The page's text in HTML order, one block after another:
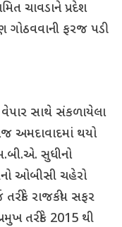
ચાવડાને પ્રદેશ
ગોઠવવાની ફરજ પડી
વેપાર સાથે સંકળાયેલા
અમદાવાદમાં થયો
સુધીનો
ઓબીસી ચહેરો
રાજકીય સફર
તરીકે 2015 થી